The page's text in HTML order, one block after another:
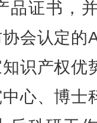
品证书，
会认定的
识产权优
心、博士